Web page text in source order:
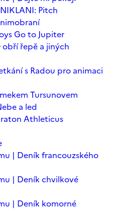
Pitch
Go to Jupiter
obří řepě a jiných
s Radou pro animaci
Tursunovem
a led
Athleticus
| Deník francouzského
| Deník chvilkové
| Deník komorné